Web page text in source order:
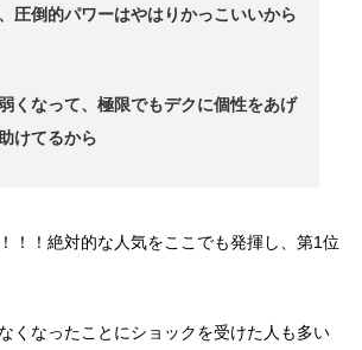
圧倒的パワーはやはりかっこいいから
くなって、極限でもデクに個性をあげ
けてるから
！！絶対的な人気をここでも発揮し、第1位
くなったことにショックを受けた人も多い